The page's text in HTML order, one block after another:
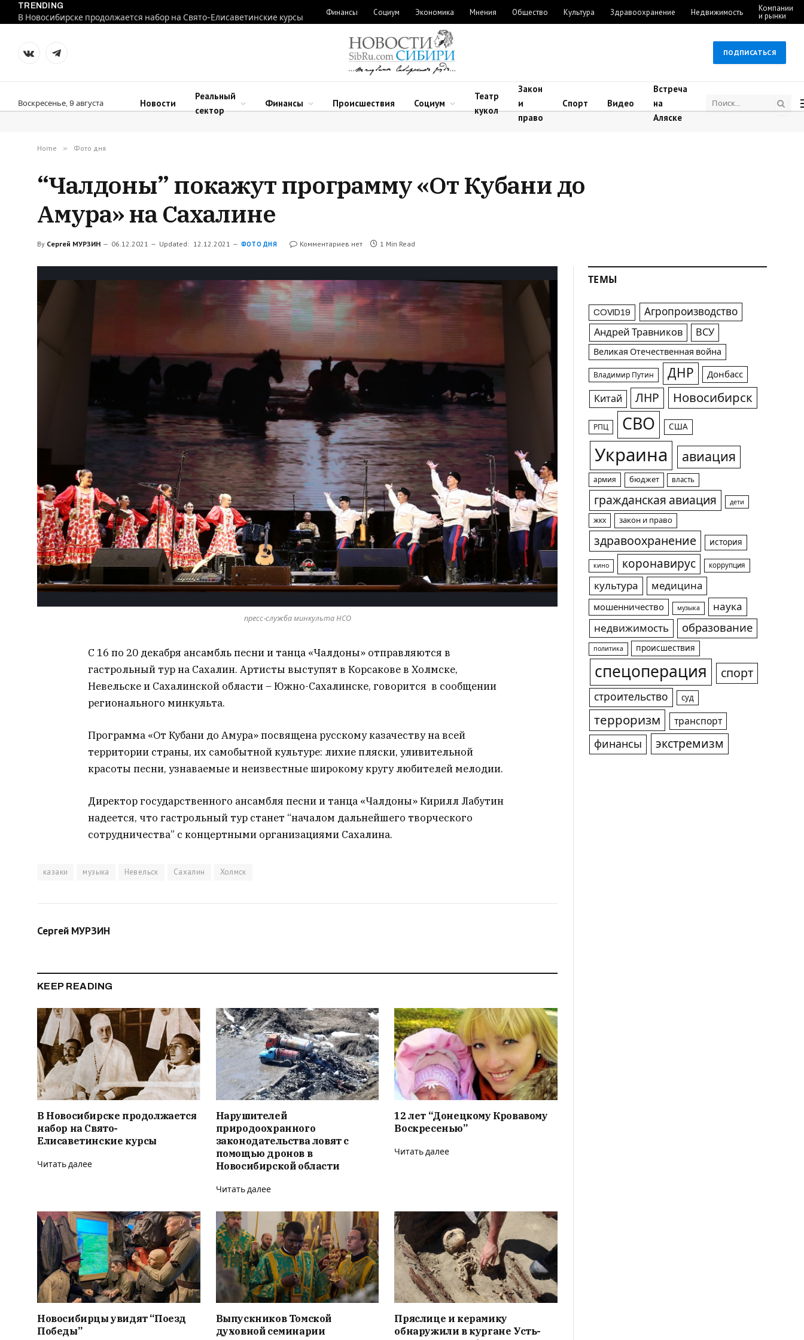
TRENDING
В Новосибирске продолжается набор на Свято-Елисаветинские курсы
Финансы Социум Экономика Мнения Общество Культура Здравоохранение Недвижимость Компании
и рынки
VKontakteTelegram
ПОДПИСАТЬСЯ
Воскресенье, 9 августа Новости
Реальный
сектор
Финансы Происшествия Социум
Театр
кукол
Закон
и
право
Спорт Видео
Встреча
на
Аляске
Home » Фото дня
“Чалдоны” покажут программу «От Кубани до
Амура» на Сахалине
By Сергей МУРЗИН 06.12.2021 Updated: 12.12.2021 ФОТО ДНЯ Комментариев нет 1 Min Read
пресс-служба минкульта НСО
С 16 по 20 декабря ансамбль песни и танца «Чалдоны» отправляются в
гастрольный тур на Сахалин. Артисты выступят в Корсакове в Холмске,
Невельске и Сахалинской области – Южно-Сахалинске, говорится в сообщении
регионального минкульта.
Программа «От Кубани до Амура» посвящена русскому казачеству на всей
территории страны, их самобытной культуре: лихие пляски, уливительной
красоты песни, узнаваемые и неизвестные широкому кругу любителей мелодии.
Директор государственного ансамбля песни и танца «Чалдоны» Кирилл Лабутин
надеется, что гастрольный тур станет “началом дальнейшего творческого
сотрудничества” с концертными организациями Сахалина.
казаки музыка Невельск Сахалин Холмск
Сергей МУРЗИН
KEEP READING
В Новосибирске продолжается
набор на Свято-
Елисаветинские курсы
Читать далее
Нарушителей
природоохранного
законодательства ловят с
помощью дронов в
Новосибирской области
Читать далее
12 лет “Донецкому Кровавому
Воскресенью”
Читать далее
Новосибирцы увидят “Поезд
Победы”
Выпускников Томской
духовной семинарии
Пряслице и керамику
обнаружили в кургане Усть-
ТЕМЫ
COVID19 Агропроизводство
Андрей Травников ВСУ
Великая Отечественная война
Владимир Путин ДНР Донбасс
Китай ЛНР Новосибирск
РПЦ СВО США
Украина авиация
армия бюджет власть
гражданская авиация дети
жкх закон и право
здравоохранение история
кино коронавирус коррупция
культура медицина
мошенничество музыка
наука
недвижимость
образование
политика происшествия
спецоперация спорт
строительство суд
терроризм транспорт
финансы экстремизм